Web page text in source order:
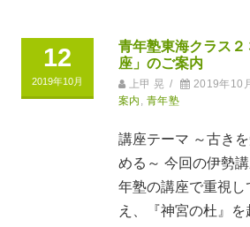
12
2019年10月
青年塾東海クラス
座」のご案内
上甲 晃 / 2019年10
案内
青年塾
講座テーマ ～古き
める～ 今回の伊勢
年塾の講座で重視し
え、『神宮の杜』を